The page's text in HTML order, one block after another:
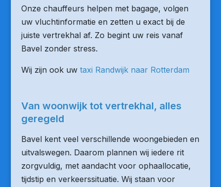
Onze chauffeurs helpen met bagage, volgen
uw vluchtinformatie en zetten u exact bij de
juiste vertrekhal af. Zo begint uw reis vanaf
Bavel zonder stress.
Wij zijn ook uw taxi Randwijk naar Rotterdam
Van woonwijk tot vertrekhal, alles
geregeld
Bavel kent veel verschillende woongebieden en
uitvalswegen. Daarom plannen wij iedere rit
zorgvuldig, met aandacht voor ophaallocatie,
tijdstip en verkeerssituatie. Wij staan voor